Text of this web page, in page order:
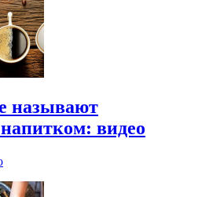
называют
видео